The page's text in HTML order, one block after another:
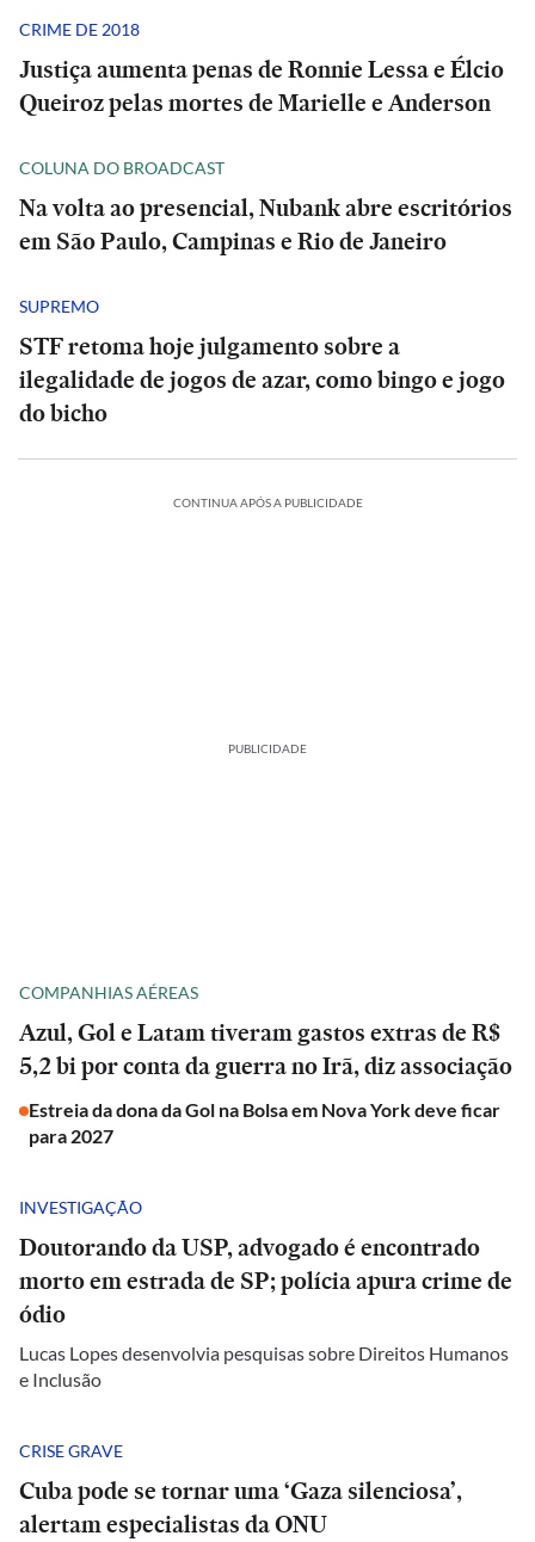
CRIME DE 2018
Justiça aumenta penas de Ronnie Lessa e Élcio
Queiroz pelas mortes de Marielle e Anderson
COLUNA DO BROADCAST
Na volta ao presencial, Nubank abre escritórios
em São Paulo, Campinas e Rio de Janeiro
SUPREMO
STF retoma hoje julgamento sobre a
ilegalidade de jogos de azar, como bingo e jogo
do bicho
CONTINUA APÓS A PUBLICIDADE
PUBLICIDADE
COMPANHIAS AÉREAS
Azul, Gol e Latam tiveram gastos extras de R$
5,2 bi por conta da guerra no Irã, diz associação
Estreia da dona da Gol na Bolsa em Nova York deve ficar
para 2027
INVESTIGAÇÃO
Doutorando da USP, advogado é encontrado
morto em estrada de SP; polícia apura crime de
ódio
Lucas Lopes desenvolvia pesquisas sobre Direitos Humanos
e Inclusão
CRISE GRAVE
Cuba pode se tornar uma ‘Gaza silenciosa’,
alertam especialistas da ONU